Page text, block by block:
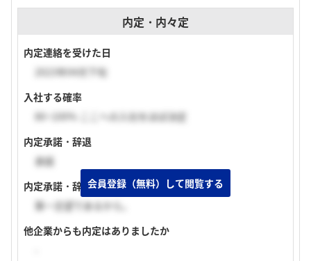
内定・内々定
内定連絡を受けた日
2023年04月下旬
入社する確率
80~100% ここへの入社をほぼ決定
内定承諾・辞退
承諾
内定承諾・辞退理由
第一志望であるから。
他企業からも内定はありましたか
会員登録（無料）して閲覧する